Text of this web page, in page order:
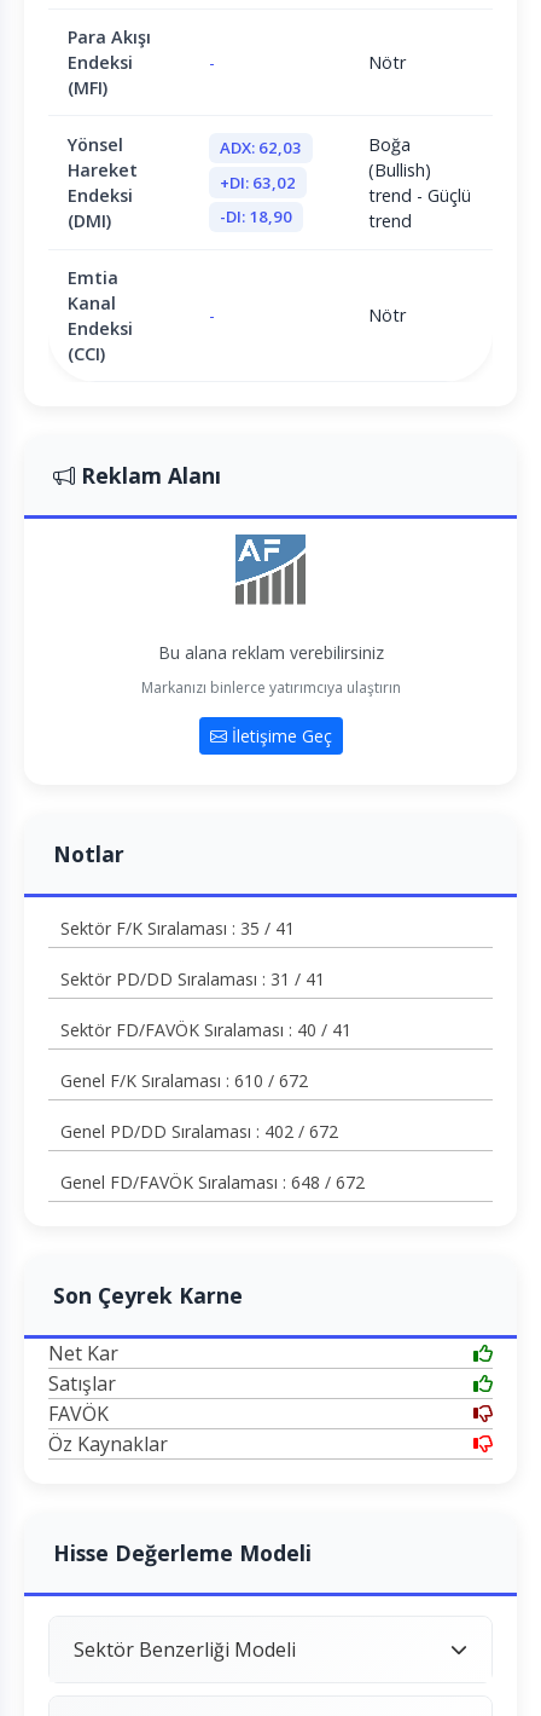
Para Akışı
Endeksi
(MFI)
- Nötr
Yönsel
Hareket
Endeksi
(DMI)
ADX: 62,03
+DI: 63,02
-DI: 18,90
Boğa
(Bullish)
trend - Güçlü
trend
Emtia
Kanal
Endeksi
(CCI)
- Nötr
Reklam Alanı
Bu alana reklam verebilirsiniz
Markanızı binlerce yatırımcıya ulaştırın
İletişime Geç
Notlar
Sektör F/K Sıralaması : 35 / 41
Sektör PD/DD Sıralaması : 31 / 41
Sektör FD/FAVÖK Sıralaması : 40 / 41
Genel F/K Sıralaması : 610 / 672
Genel PD/DD Sıralaması : 402 / 672
Genel FD/FAVÖK Sıralaması : 648 / 672
Son Çeyrek Karne
Net Kar
Satışlar
FAVÖK
Öz Kaynaklar
Hisse Değerleme Modeli
Sektör Benzerliği Modeli